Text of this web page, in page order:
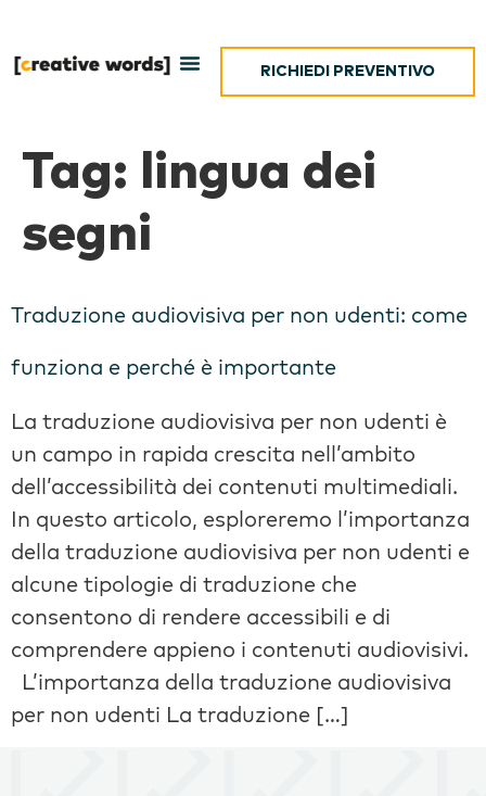
RICHIEDI PREVENTIVO
Tag: lingua dei
segni
Traduzione audiovisiva per non udenti: come
funziona e perché è importante
La traduzione audiovisiva per non udenti è
un campo in rapida crescita nell’ambito
dell’accessibilità dei contenuti multimediali.
In questo articolo, esploreremo l’importanza
della traduzione audiovisiva per non udenti e
alcune tipologie di traduzione che
consentono di rendere accessibili e di
comprendere appieno i contenuti audiovisivi.
L’importanza della traduzione audiovisiva
per non udenti La traduzione […]